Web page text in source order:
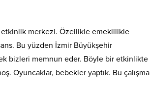
etkinlik merkezi. Özellikle emeklilikle
Bu yüzden İzmir Büyükşehir
bizleri memnun eder. Böyle bir etkinlikte
Oyuncaklar, bebekler yaptık. Bu çalışma